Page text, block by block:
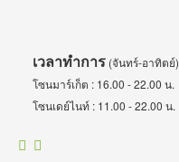
เวลาทำการ(จันทร์-อาทิตย์)
โซนมาร์เก็ต : 16.00 - 22.00 น.
โซนเดย์ไนท์ : 11.00 - 22.00 น.